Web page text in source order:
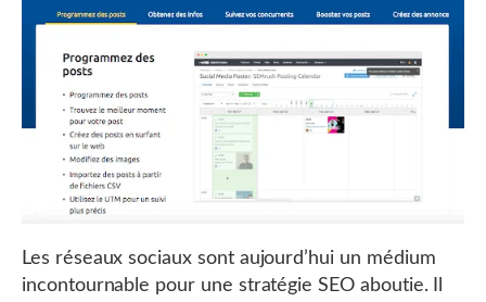
Les réseaux sociaux sont aujourd’hui un médium
incontournable pour une stratégie SEO aboutie. Il